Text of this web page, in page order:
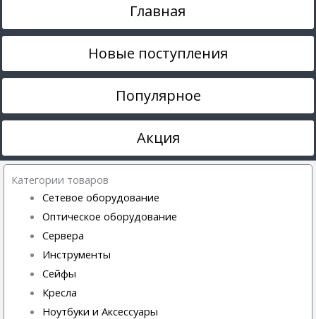
Главная
Новые поступления
Популярное
Акция
Категории товаров
Сетевое оборудование
Оптическое оборудование
Сервера
Инструменты
Сейфы
Кресла
Ноутбуки и Аксессуары